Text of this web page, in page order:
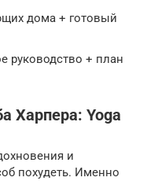
дома + готовый
руководство + план
Харпера: Yoga
и
похудеть. Именно